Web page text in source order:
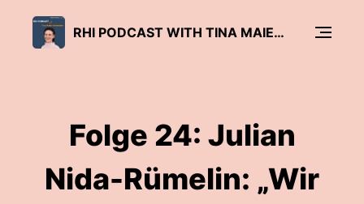
RHI PODCAST WITH TINA MAIER-SCHNEIDER
Folge 24: Julian
Nida-Rümelin: „Wir